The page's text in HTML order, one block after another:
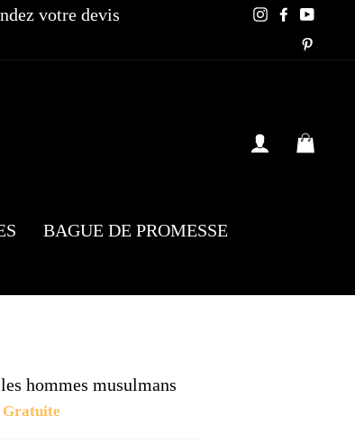
votre devis
Instagram
SE
BAGUE DE PROMESSE
hommes musulmans